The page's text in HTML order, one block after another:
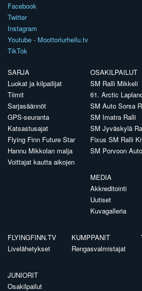
Facebook
Twitter
Instagram
Youtube - Moottoriurheilu.tv
TikTok
SARJA
Luokat ja kilpailijat
Tiimit
Sarjasäännöt
GPS-seuranta
Katsastusajat
Flying Finn Future Star
Hannu Mikkolan malja
Voittajat kautta aikojen
OSAKILPAILUT
SM Ralli Mikkeli
61. Arctic
SM Auto Sorsa
SM Imatra Ralli
SM Jyväskylä
Fixus SM Ralli
SM Porvoon
MEDIA
Akkreditointi
Uutiset
Kuvagalleria
FLYINGFINN.TV
Livelähetykset
KUMPPANIT
Rengasvalmistajat
JUNIORIT
Osakilpailut